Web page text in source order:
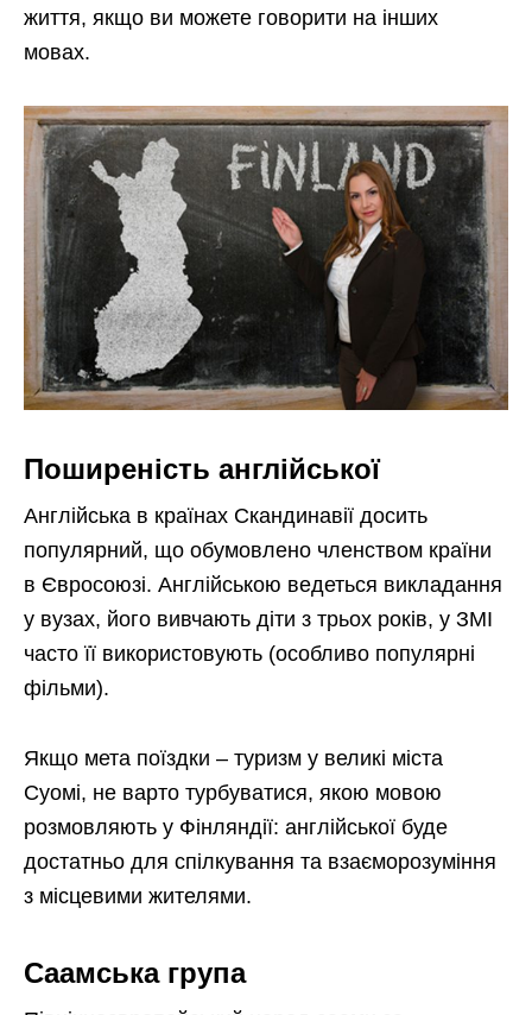
життя, якщо ви можете говорити на інших
мовах.
Поширеність англійської
Англійська в країнах Скандинавії досить
популярний, що обумовлено членством країни
в Євросоюзі. Англійською ведеться викладання
у вузах, його вивчають діти з трьох років, у ЗМІ
часто її використовують (особливо популярні
фільми).
Якщо мета поїздки – туризм у великі міста
Суомі, не варто турбуватися, якою мовою
розмовляють у Фінляндії: англійської буде
достатньо для спілкування та взаєморозуміння
з місцевими жителями.
Саамська група